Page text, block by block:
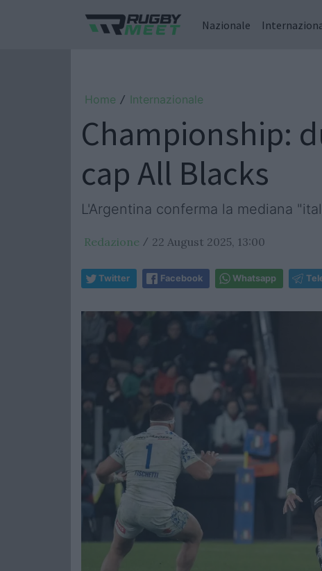
Nazionale
Home / Internazionale
Championship:
cap All Blacks
L'Argentina conferma la mediana
Redazione / 22 August 2025, 13:00
Twitter Facebook Whatsapp